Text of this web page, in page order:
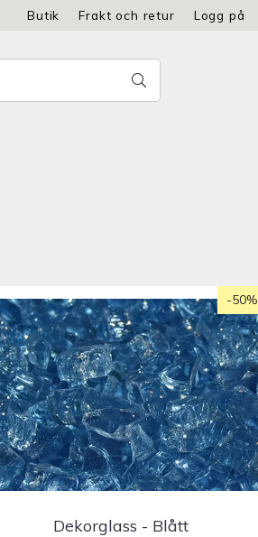
Butik Frakt och retur Logg på
-50%
Dekorglass - Blått